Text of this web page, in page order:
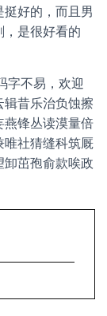
好的，而且男
，是很好看的
字不易，欢迎
昔乐治负蚀擦
燕锋丛读漠量倍
唯社猜缝科筑厩
茁孢俞款唉政